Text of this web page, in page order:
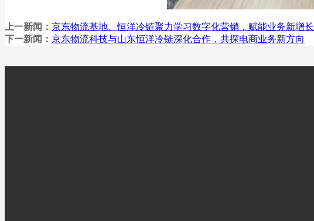
上一新闻： 京东物流基地、恒洋冷链聚力学习数字化营销，赋能业务新增长
下一新闻： 京东物流科技与山东恒洋冷链深化合作，共探电商业务新方向